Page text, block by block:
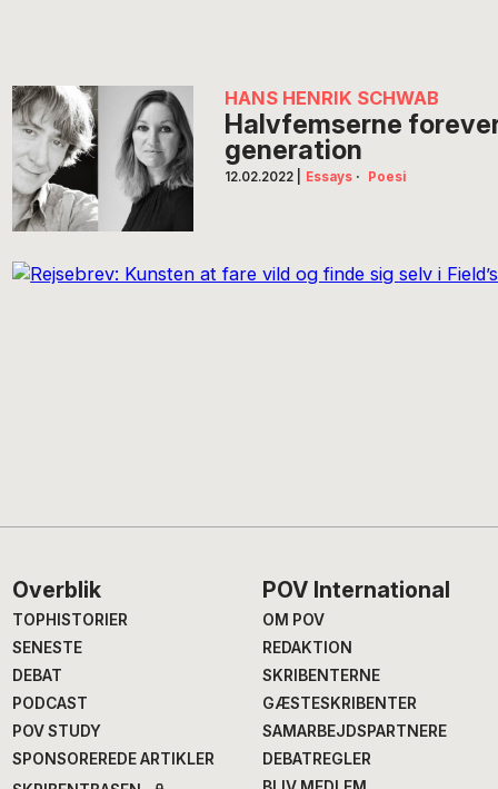
HANS HENRIK SCHWAB
Halvfemserne
generation
12.02.2022 Essays · Poesi
Footer
Overblik
TOPHISTORIER
SENESTE
DEBAT
PODCAST
POV STUDY
SPONSOREREDE ARTIKLER
POV International
OM POV
REDAKTION
SKRIBENTERNE
GÆSTESKRIBENTER
SAMARBEJDSPARTNERE
DEBATREGLER